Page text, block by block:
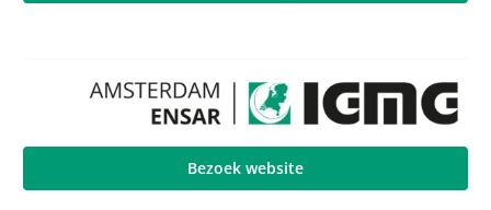
Bezoek website